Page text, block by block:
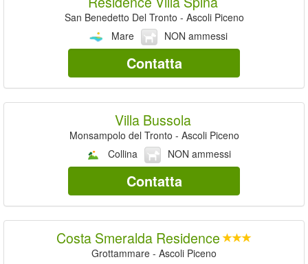
San Benedetto Del Tronto - Ascoli Piceno
Mare
NON ammessi
Contatta
Villa Bussola
Monsampolo del Tronto - Ascoli Piceno
Collina
NON ammessi
Contatta
Costa Smeralda Residence
Grottammare - Ascoli Piceno